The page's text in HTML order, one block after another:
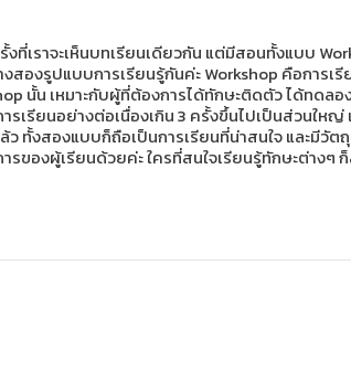
ที่เราจะเห็นบทเรียนเดียวกัน แต่มีสอนทั้งแบบ
สองรูปแบบการเรียนรู้กันค่ะ Workshop คือการเ
นั้น เหมาะกับผู้ที่ต้องการได้ทักษะติดตัว ได้ทดลอ
รเรียนอย่างต่อเนื่องเกิน 3 ครั้งขึ้นไปเป็นส่วนใ
ว ทั้งสองแบบก็ถือเป็นการเรียนที่น่าสนใจ และมีวั
รของผู้เรียนด้วยค่ะ ใครที่สนใจเรียนรู้ทักษะต่างๆ